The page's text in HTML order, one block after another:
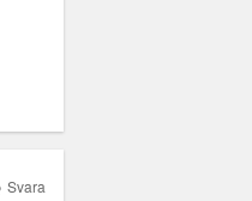
Svara